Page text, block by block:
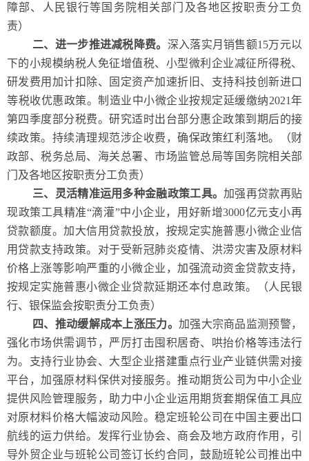
障部、人民银行等国务院相关部门及各地区按职责分工负
责）
二、进一步推进减税降费。 深入落实月销售额15万元以
下的小规模纳税人免征增值税、小型微利企业减征所得税、
研发费用加计扣除、固定资产加速折旧、支持科技创新进口
等税收优惠政策。制造业中小微企业按规定延缓缴纳2021年
第四季度部分税费。研究适时出台部分惠企政策到期后的接
续政策。持续清理规范涉企收费，确保政策红利落地。（财
政部、税务总局、海关总署、市场监管总局等国务院相关部
门及各地区按职责分工负责）
三、灵活精准运用多种金融政策工具。加强再贷款再贴
现政策工具精准“滴灌”中小企业，用好新增3000亿元支小再
贷款额度。加大信用贷款投放，按规定实施普惠小微企业信
用贷款支持政策。对于受新冠肺炎疫情、洪涝灾害及原材料
价格上涨等影响严重的小微企业，加强流动资金贷款支持，
按规定实施普惠小微企业贷款延期还本付息政策。（人民银
行、银保监会按职责分工负责）
四、推动缓解成本上涨压力。 加强大宗商品监测预警，
强化市场供需调节，严厉打击囤积居奇、哄抬价格等违法行
为。支持行业协会、大型企业搭建重点行业产业链供需对接
平台，加强原材料保供对接服务。推动期货公司为中小企业
提供风险管理服务，助力中小企业运用期货套期保值工具应
对原材料价格大幅波动风险。稳定班轮公司在中国主要出口
航线的运力供给。发挥行业协会、商会及地方政府作用，引
导外贸企业与班轮公司签订长约合同，鼓励班轮公司推出中